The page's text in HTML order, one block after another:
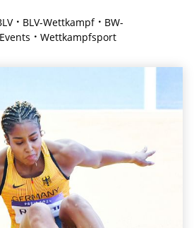
BLV-Wettkampf
BW-
Wettkampfsport